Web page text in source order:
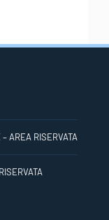
AREA RISERVATA